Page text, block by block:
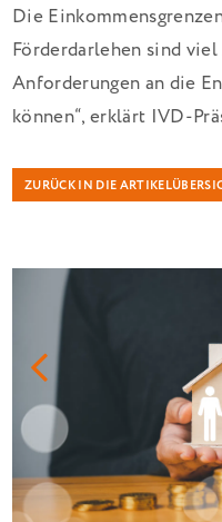
Die
Förderdarlehen sind
Anforderungen an die
können“, erklärt IVD-
ZURÜCK IN DIE